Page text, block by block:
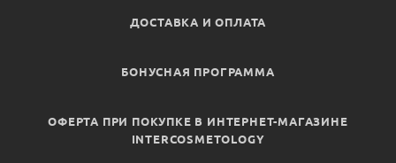
ДОСТАВКА И ОПЛАТА
БОНУСНАЯ ПРОГРАММА
ОФЕРТА ПРИ ПОКУПКЕ В ИНТЕРНЕТ-МАГАЗИНЕ
INTERCOSMETOLOGY